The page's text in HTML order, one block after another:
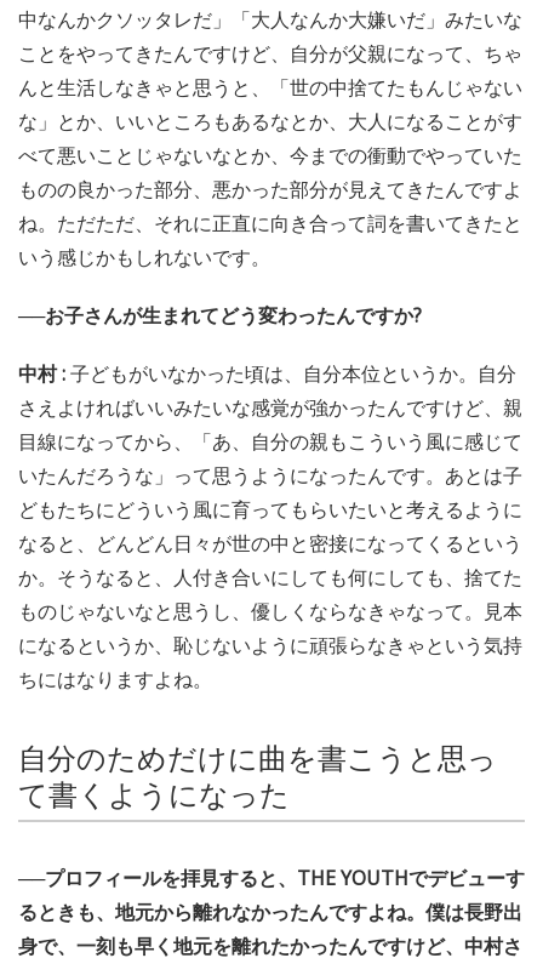
中なんかクソッタレだ」「大人なんか大嫌いだ」みたいな
ことをやってきたんですけど、自分が父親になって、ちゃ
んと生活しなきゃと思うと、「世の中捨てたもんじゃない
な」とか、いいところもあるなとか、大人になることがす
べて悪いことじゃないなとか、今までの衝動でやっていた
ものの良かった部分、悪かった部分が見えてきたんですよ
ね。ただただ、それに正直に向き合って詞を書いてきたと
いう感じかもしれないです。
──お子さんが生まれてどう変わったんですか?
中村 :子どもがいなかった頃は、自分本位というか。自分
さえよければいいみたいな感覚が強かったんですけど、親
目線になってから、「あ、自分の親もこういう風に感じて
いたんだろうな」って思うようになったんです。あとは子
どもたちにどういう風に育ってもらいたいと考えるように
なると、どんどん日々が世の中と密接になってくるという
か。そうなると、人付き合いにしても何にしても、捨てた
ものじゃないなと思うし、優しくならなきゃなって。見本
になるというか、恥じないように頑張らなきゃという気持
ちにはなりますよね。
自分のためだけに曲を書こうと思っ
て書くようになった
──プロフィールを拝見すると、THE YOUTHでデビューす
るときも、地元から離れなかったんですよね。僕は長野出
身で、一刻も早く地元を離れたかったんですけど、中村さ